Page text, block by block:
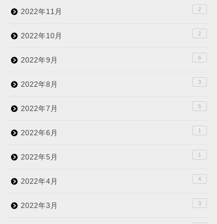
2022年11月 2
2022年10月 2
2022年9月 6
2022年8月 3
2022年7月 5
2022年6月 1
2022年5月 1
2022年4月 4
2022年3月 3